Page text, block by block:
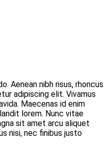
Aenean nibh risus, rhoncus
adipiscing elit. Vivamus
Maecenas id enim
lorem. Nunc vitae
sit amet arcu aliquet
nisi, nec finibus justo